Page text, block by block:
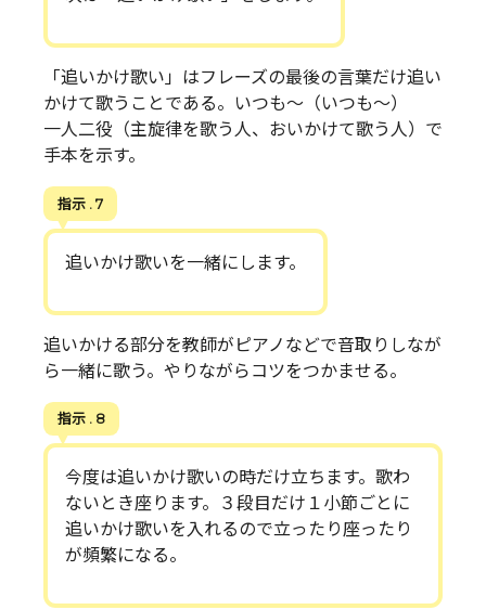
「追いかけ歌い」はフレーズの最後の言葉だけ追い
かけて歌うことである。いつも～（いつも～）
一人二役（主旋律を歌う人、おいかけて歌う人）で
手本を示す。
指示 . 7
追いかけ歌いを一緒にします。
追いかける部分を教師がピアノなどで音取りしなが
ら一緒に歌う。やりながらコツをつかませる。
指示 . 8
今度は追いかけ歌いの時だけ立ちます。歌わ
ないとき座ります。３段目だけ１小節ごとに
追いかけ歌いを入れるので立ったり座ったり
が頻繁になる。